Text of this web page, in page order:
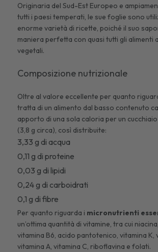
Originaria del Sud-Est Europeo e
tutti i paesi temperati, le sue foglie sono
enorme varietà di ricette, poiché il suo
maniera perfetta con quasi tutti gli alimenti
vegetali.
Composizione nutrizionale
Oltre al valore eccellente per quanto
tratta di un alimento dal basso contenuto
apporto di una sola caloria per un
(3,8 g circa), così distribuite:
3,33 g di acqua
0,11 g di proteine
0,03 g di lipidi
0,24 g di carboidrati
0,1 g di fibre
Per quanto riguarda i micronutrienti
un’ottima quantità di vitamine, tra cui
vitamina B6, acido pantotenico, vitamina K,
vitamina A, vitamina C, riboflavina e folati.